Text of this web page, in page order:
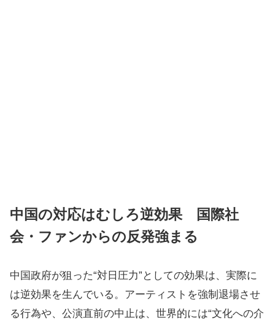
中国の対応はむしろ逆効果 国際社
会・ファンからの反発強まる
中国政府が狙った“対日圧力”としての効果は、実際に
は逆効果を生んでいる。アーティストを強制退場させ
る行為や、公演直前の中止は、世界的には“文化への介